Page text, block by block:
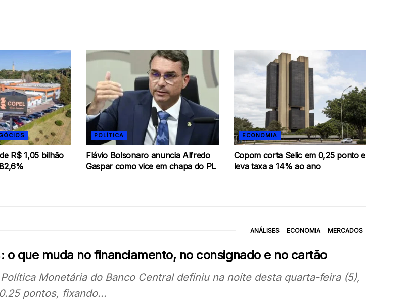
R$ 1,05 bilhão
POLÍTICA
Flávio Bolsonaro anuncia Alfredo
Gaspar como vice em chapa do PL
ECONOMIA
Copom corta Selic em 0,25 ponto e
leva taxa a 14% ao ano
ANÁLISES ECONOMIA MERCADOS
o que muda no financiamento, no consignado e no cartão
Monetária do Banco Central definiu na noite desta quarta-feira (5),
pontos, fixando...